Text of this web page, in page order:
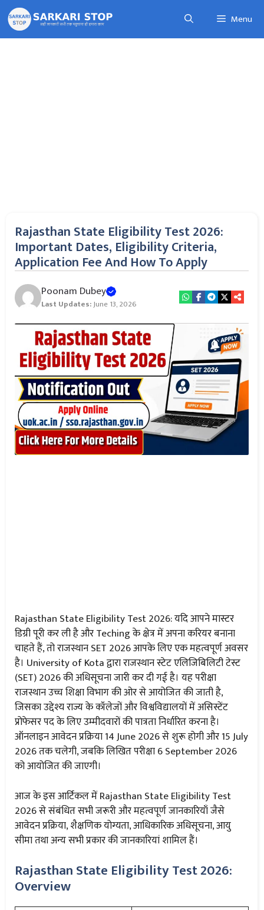
Skip
to
content
Menu
Rajasthan State Eligibility Test 2026:
Important Dates, Eligibility Criteria,
Application Fee And How To Apply
Poonam Dubey
Last Updates:June 13, 2026
Rajasthan State Eligibility Test 2026: यदि आपने मास्टर
डिग्री पूरी कर ली है और Teching के क्षेत्र में अपना करियर बनाना
चाहते हैं, तो राजस्थान SET 2026 आपके लिए एक महत्वपूर्ण अवसर
है। University of Kota द्वारा राजस्थान स्टेट एलिजिबिलिटी टेस्ट
(SET) 2026 की अधिसूचना जारी कर दी गई है। यह परीक्षा
राजस्थान उच्च शिक्षा विभाग की ओर से आयोजित की जाती है,
जिसका उद्देश्य राज्य के कॉलेजों और विश्वविद्यालयों में असिस्टेंट
प्रोफेसर पद के लिए उम्मीदवारों की पात्रता निर्धारित करना है।
ऑनलाइन आवेदन प्रक्रिया 14 June 2026 से शुरू होगी और 15 July
2026 तक चलेगी, जबकि लिखित परीक्षा 6 September 2026
को आयोजित की जाएगी।
आज के इस आर्टिकल में Rajasthan State Eligibility Test
2026 से संबंधित सभी जरूरी और महत्वपूर्ण जानकारियाँ जैसे
आवेदन प्रक्रिया, शैक्षणिक योग्यता, आधिकारिक अधिसूचना, आयु
सीमा तथा अन्य सभी प्रकार की जानकारियां शामिल हैं।
Rajasthan State Eligibility Test 2026:
Overview